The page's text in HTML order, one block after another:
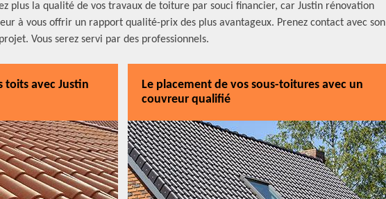
plus la qualité de vos travaux de toiture par souci financier, car Justin rénovation
à vous offrir un rapport qualité-prix des plus avantageux. Prenez contact avec son
Vous serez servi par des professionnels.
toits avec Justin
Le placement de vos sous-toitures avec un
couvreur qualifié